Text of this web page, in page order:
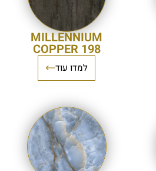
MILLENNIUM
COPPER 198
למדו עוד